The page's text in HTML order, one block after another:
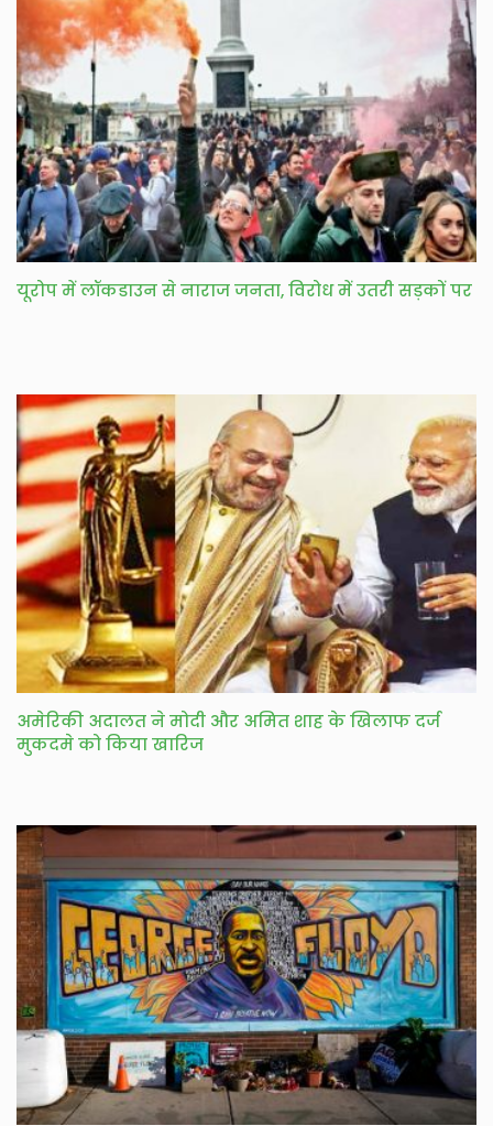
यूरोप में लॉकडाउन से नाराज जनता, विरोध में उतरी सड़कों पर
अमेरिकी अदालत ने मोदी और अमित शाह के खिलाफ दर्ज
मुकदमे को किया खारिज